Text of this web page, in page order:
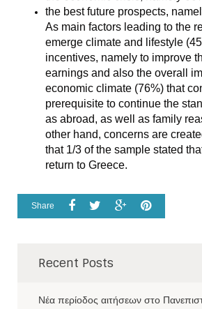
the best future prospects,
As main factors leading to the
emerge climate and lifestyle
incentives, namely to improve
earnings and also the overall
economic climate (76%) that
prerequisite to continue the
as abroad, as well as family
other hand, concerns are
that 1/3 of the sample stated
return to Greece.
Share
Recent Posts
Νέα περίοδος αιτήσεων στο